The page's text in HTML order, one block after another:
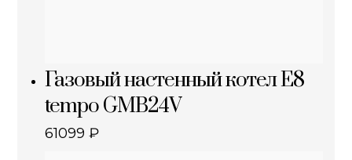
Газовый настенный котел E8
tempo GMB24V
61099₽